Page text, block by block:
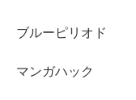
ブルーピリオド
マンガハック